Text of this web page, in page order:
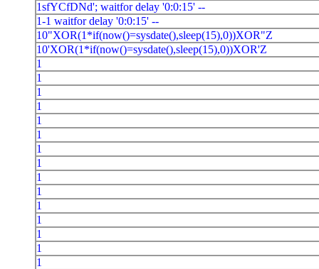
1sfYCfDNd'; waitfor delay '0:0:15' --
1-1 waitfor delay '0:0:15' --
10"XOR(1*if(now()=sysdate(),sleep(15),0))XOR"Z
10'XOR(1*if(now()=sysdate(),sleep(15),0))XOR'Z
1
1
1
1
1
1
1
1
1
1
1
1
1
1
1